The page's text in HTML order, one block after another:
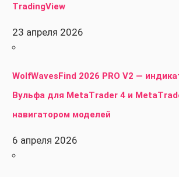
TradingView
23 апреля 2026
WolfWavesFind 2026 PRO V2 —
Вульфа для MetaTrader 4 и
навигатором моделей
6 апреля 2026